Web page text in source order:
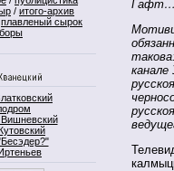
/ итого-архив
плавленый сырок
Гафт…